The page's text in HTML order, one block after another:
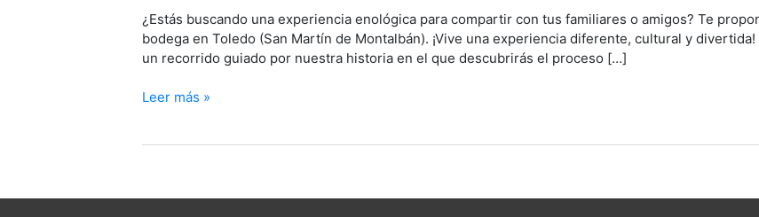
¿Estás buscando una experiencia enológica para compartir con tus familiares o amigos? Te
bodega en Toledo (San Martín de Montalbán). ¡Vive una experiencia diferente, cultural y
un recorrido guiado por nuestra historia en el que descubrirás el proceso […]
Leer más »